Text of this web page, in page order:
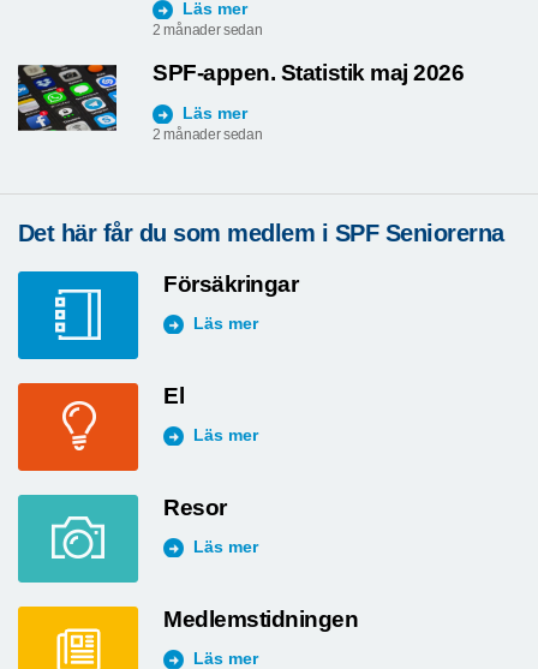
Läs mer
2 månader sedan
SPF-appen. Statistik maj 2026
Läs mer
2 månader sedan
Det här får du som medlem i SPF Seniorerna
Försäkringar
Läs mer
El
Läs mer
Resor
Läs mer
Medlemstidningen
Läs mer